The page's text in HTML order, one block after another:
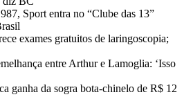
Sport entra no “Clube das 13”
exames gratuitos de laringoscopia;
entre Arthur e Lamoglia: ‘Isso
ganha da sogra bota-chinelo de R$ 12